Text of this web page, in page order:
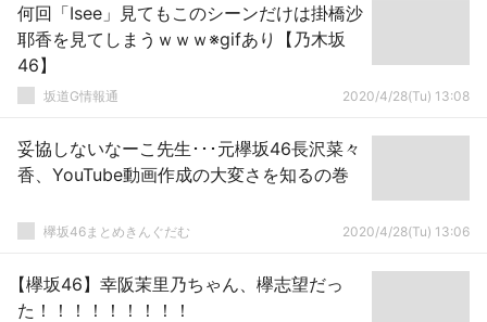
何回「Isee」見てもこのシーンだけは掛橋沙
耶香を見てしまうｗｗｗ※gifあり【乃木坂
46】
坂道G情報通 2020/4/28(Tu) 13:08
妥協しないなーこ先生･･･元欅坂46長沢菜々
香、YouTube動画作成の大変さを知るの巻
欅坂46まとめきんぐだむ 2020/4/28(Tu) 13:06
【欅坂46】幸阪茉里乃ちゃん、欅志望だっ
た！！！！！！！！！